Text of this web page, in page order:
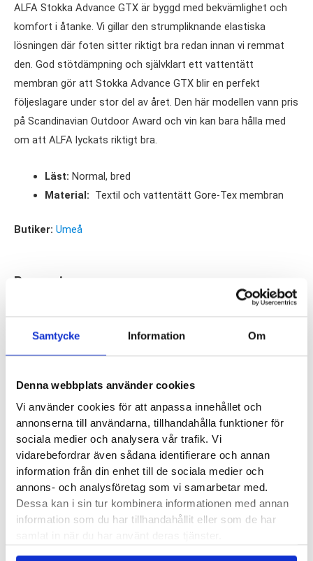
Samtycke Information Om
Denna webbplats använder cookies
Vi använder cookies för att anpassa innehållet och
annonserna till användarna, tillhandahålla funktioner för
sociala medier och analysera vår trafik. Vi
vidarebefordrar även sådana identifierare och annan
information från din enhet till de sociala medier och
annons- och analysföretag som vi samarbetar med.
Dessa kan i sin tur kombinera informationen med annan
information som du har tillhandahållit eller som de har
ALFA Stokka Advance GTX är byggd med bekvämlighet och
komfort i åtanke. Vi gillar den strumpliknande elastiska
lösningen där foten sitter riktigt bra redan innan vi remmat
den. God stötdämpning och självklart ett vattentätt
membran gör att Stokka Advance GTX blir en perfekt
följeslagare under stor del av året. Den här modellen vann pris
på Scandinavian Outdoor Award och vin kan bara hålla med
om att ALFA lyckats riktigt bra.
Läst: Normal, bred
Material: Textil och vattentätt Gore-Tex membran
Butiker: Umeå
Recensioner
Besökta produkter
ALFA Ortu
Perform Dam
Saucony Integrity